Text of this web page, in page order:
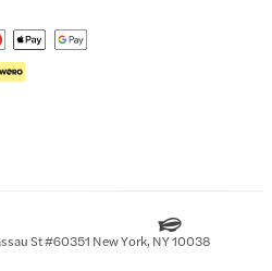
St #60351 New York, NY 10038